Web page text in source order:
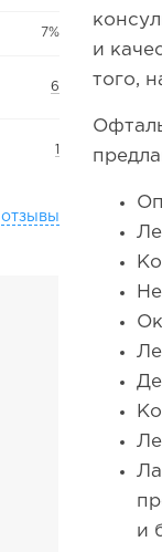
7%
6
1
отзывы
и
того,
и